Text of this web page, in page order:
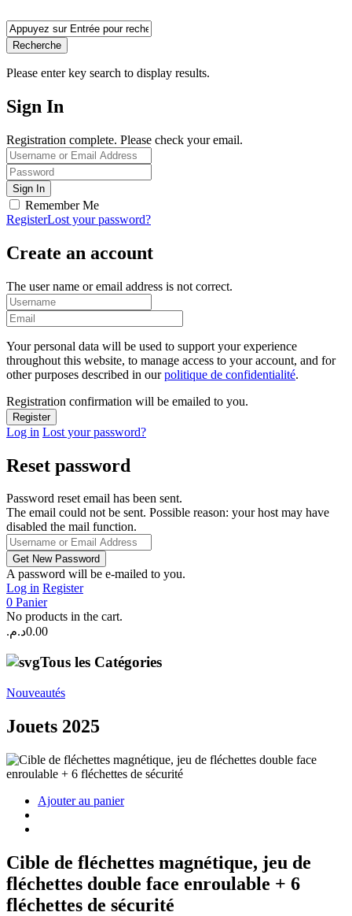
Recherche
Please enter key search to display results.
Sign In
Registration complete. Please check your email.
Remember Me
RegisterLost your password?
Create an account
The user name or email address is not correct.
Your personal data will be used to support your experience
throughout this website, to manage access to your account, and for
other purposes described in ourpolitique de confidentialité.
Registration confirmation will be emailed to you.
Log in Lost your password?
Reset password
Password reset email has been sent.
The email could not be sent. Possible reason: your host may have
disabled the mail function.
A password will be e-mailed to you.
Log in Register
0 Panier
No products in the cart.
0.00د.م.
Tous les Catégories
Nouveautés
Jouets 2025
Ajouter au panier
Cible de fléchettes magnétique, jeu de
fléchettes double face enroulable + 6
fléchettes de sécurité